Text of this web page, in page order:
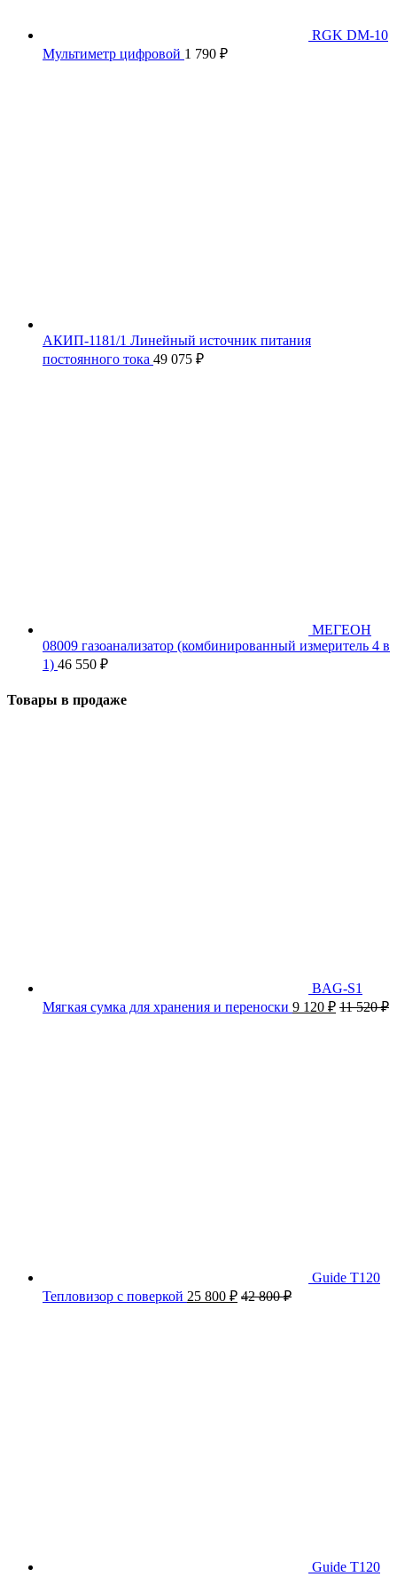
RGK DM-10
Мультиметр цифровой 1 790 ₽
АКИП-1181/1 Линейный источник питания
постоянного тока 49 075 ₽
МЕГЕОН
08009 газоанализатор (комбинированный измеритель 4 в
1) 46 550 ₽
Товары в продаже
BAG-S1
Мягкая сумка для хранения и переноски 9 120 ₽ 11 520₽
Guide T120
Тепловизор с поверкой 25 800 ₽ 42 800₽
Guide T120